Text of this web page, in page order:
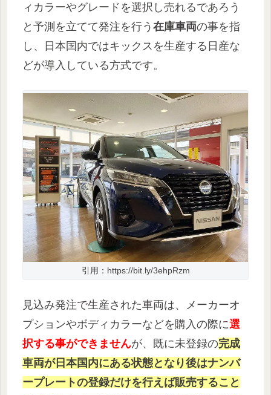
ィカラーやグレードを選択し売れるであろう
と予測を立てて発注を行う 在庫車両の事を指
し、日本国内ではキックスを生産する日産な
どが導入している方式です。
引用：https://bit.ly/3ehpRzm
見込み発注で生産された車両は、メーカーオ
プションやボディカラーなどを購入の際に選
択する事ができませんが、既に未登録の完成
車両が日本国内にある状態となり後はナンバ
ープレートの登録だけを行えば販売すること